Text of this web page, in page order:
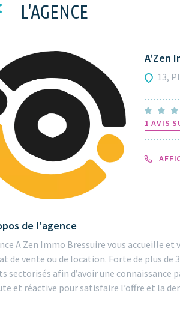
L'AGENCE
A’Zen
13,
1 AVIS
de l'agence
A Zen Immo Bressuire vous accueille
de vente ou de location. Forte de plus de
sectorisés afin d’avoir une connaissance
et réactive pour satisfaire l’offre et la